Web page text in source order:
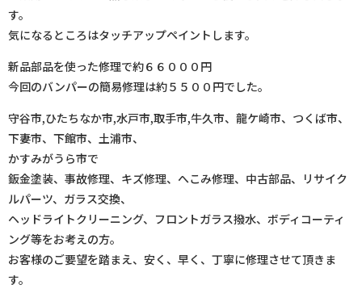
す。
気になるところはタッチアップペイントします。
新品部品を使った修理で約６６０００円
今回のバンパーの簡易修理は約５５００円でした。
守谷市,ひたちなか市,水戸市,取手市,牛久市、龍ケ崎市、つくば市、
下妻市、下館市、土浦市、
かすみがうら市で
鈑金塗装、事故修理、キズ修理、へこみ修理、中古部品、リサイク
ルパーツ、ガラス交換、
ヘッドライトクリーニング、フロントガラス撥水、ボディコーティ
ング等をお考えの方。
お客様のご要望を踏まえ、安く、早く、丁寧に修理させて頂きま
す。